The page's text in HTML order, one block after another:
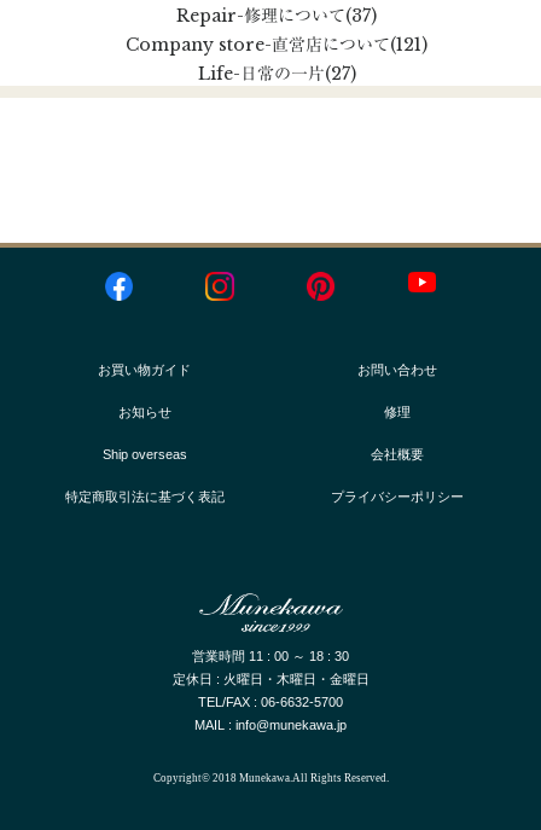
Repair-修理について(37)
Company store-直営店について(121)
Life-日常の一片(27)
お買い物ガイド お問い合わせ
お知らせ 修理
Ship overseas 会社概要
特定商取引法に基づく表記 プライバシーポリシー
営業時間 11 : 00 ～ 18 : 30
定休日 : 火曜日・木曜日・金曜日
TEL/FAX : 06-6632-5700
MAIL : info@munekawa.jp
Copyright© 2018 Munekawa.All Rights Reserved.